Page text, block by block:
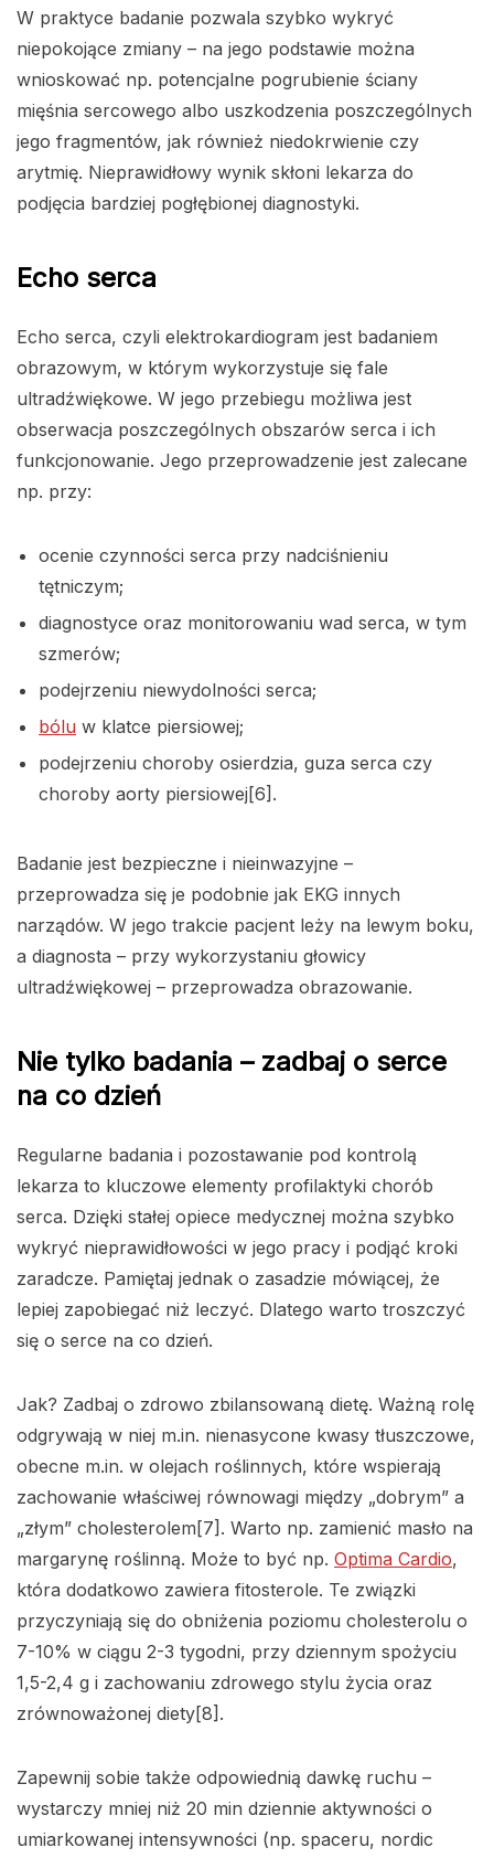
W praktyce badanie pozwala szybko wykryć
niepokojące zmiany – na jego podstawie można
wnioskować np. potencjalne pogrubienie ściany
mięśnia sercowego albo uszkodzenia poszczególnych
jego fragmentów, jak również niedokrwienie czy
arytmię. Nieprawidłowy wynik skłoni lekarza do
podjęcia bardziej pogłębionej diagnostyki.
Echo serca
Echo serca, czyli elektrokardiogram jest badaniem
obrazowym, w którym wykorzystuje się fale
ultradźwiękowe. W jego przebiegu możliwa jest
obserwacja poszczególnych obszarów serca i ich
funkcjonowanie. Jego przeprowadzenie jest zalecane
np. przy:
ocenie czynności serca przy nadciśnieniu
tętniczym;
diagnostyce oraz monitorowaniu wad serca, w tym
szmerów;
podejrzeniu niewydolności serca;
bólu w klatce piersiowej;
podejrzeniu choroby osierdzia, guza serca czy
choroby aorty piersiowej[6].
Badanie jest bezpieczne i nieinwazyjne –
przeprowadza się je podobnie jak EKG innych
narządów. W jego trakcie pacjent leży na lewym boku,
a diagnosta – przy wykorzystaniu głowicy
ultradźwiękowej – przeprowadza obrazowanie.
Nie tylko badania – zadbaj o serce
na co dzień
Regularne badania i pozostawanie pod kontrolą
lekarza to kluczowe elementy profilaktyki chorób
serca. Dzięki stałej opiece medycznej można szybko
wykryć nieprawidłowości w jego pracy i podjąć kroki
zaradcze. Pamiętaj jednak o zasadzie mówiącej, że
lepiej zapobiegać niż leczyć. Dlatego warto troszczyć
się o serce na co dzień.
Jak? Zadbaj o zdrowo zbilansowaną dietę. Ważną rolę
odgrywają w niej m.in. nienasycone kwasy tłuszczowe,
obecne m.in. w olejach roślinnych, które wspierają
zachowanie właściwej równowagi między „dobrym” a
„złym” cholesterolem[7]. Warto np. zamienić masło na
margarynę roślinną. Może to być np. Optima Cardio,
która dodatkowo zawiera fitosterole. Te związki
przyczyniają się do obniżenia poziomu cholesterolu o
7-10% w ciągu 2-3 tygodni, przy dziennym spożyciu
1,5-2,4 g i zachowaniu zdrowego stylu życia oraz
zrównoważonej diety[8].
Zapewnij sobie także odpowiednią dawkę ruchu –
wystarczy mniej niż 20 min dziennie aktywności o
umiarkowanej intensywności (np. spaceru, nordic